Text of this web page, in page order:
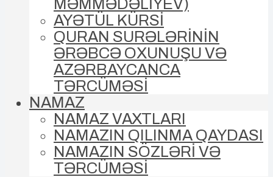
MƏMMƏDƏLIYEV)
AYƏTÜL KÜRSİ
QURAN SURƏLƏRİNİN
ƏRƏBCƏ OXUNUŞU VƏ
AZƏRBAYCANCA
TƏRCÜMƏSİ
NAMAZ
NAMAZ VAXTLARI
NAMAZIN QILINMA QAYDASI
NAMAZIN SÖZLƏRİ VƏ
TƏRCÜMƏSİ